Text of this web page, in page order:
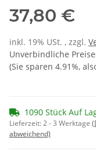
37,80 €
inkl. 19% USt. , zzgl.
Unverbindliche
(Sie sparen 4.91%,
1090 Stück Auf
Lieferzeit:2 - 3 Werktage
abweichend)